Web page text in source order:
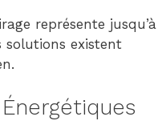
représente jusqu’à
solutions existent